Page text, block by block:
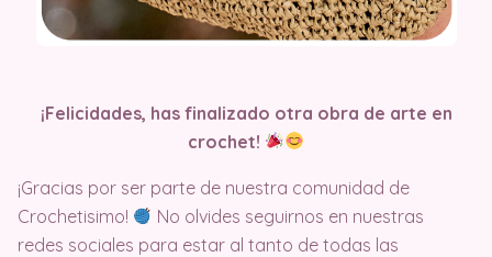
¡Felicidades, has finalizado otra obra de arte en
crochet!
¡Gracias por ser parte de nuestra comunidad de
Crochetisimo!
No olvides seguirnos en nuestras
redes sociales para estar al tanto de todas las